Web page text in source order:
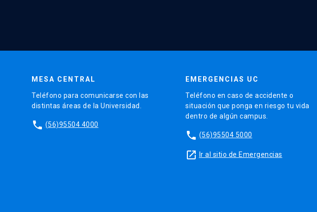
MESA CENTRAL
Teléfono para comunicarse con las
distintas áreas de la Universidad.
phone (56)95504 4000
EMERGENCIAS UC
Teléfono en caso de accidente o
situación que ponga en riesgo tu vida
dentro de algún campus.
phone (56)95504 5000
launch Ir al sitio de Emergencias